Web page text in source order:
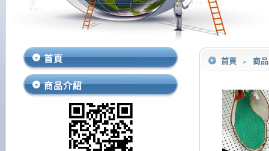
首頁 ﹥ 商
首頁
商品介紹